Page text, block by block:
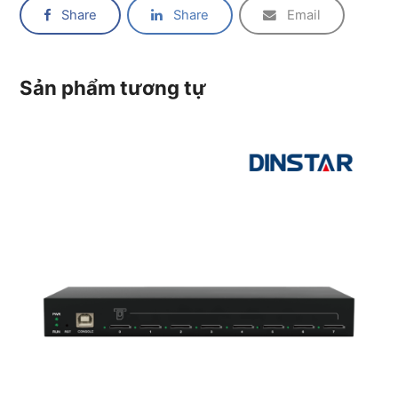
Share Share Email
Sản phẩm tương tự